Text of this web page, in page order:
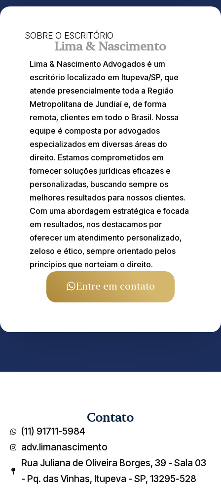
SOBRE O ESCRITÓRIO
Lima & Nascimento
Lima & Nascimento Advogados é um
escritório localizado em Itupeva/SP, que
atende presencialmente toda a Região
Metropolitana de Jundiaí e, de forma
remota, clientes em todo o Brasil. Nossa
equipe é composta por advogados
especializados em diversas áreas do
direito. Estamos comprometidos em
fornecer soluções jurídicas eficazes e
personalizadas, buscando sempre os
melhores resultados para nossos clientes.
Com uma abordagem estratégica e focada
em resultados, nos destacamos por
oferecer um atendimento personalizado,
zeloso e ético, sempre orientado pelos
princípios que norteiam o direito.
Entre em contato
Contato
(11) 91711-5984
adv.limanascimento
Rua Juliana de Oliveira Borges, 39 - Sala 03
- Pq. das Vinhas, Itupeva - SP, 13295-528